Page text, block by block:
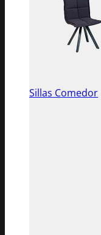
Sillas Comedor